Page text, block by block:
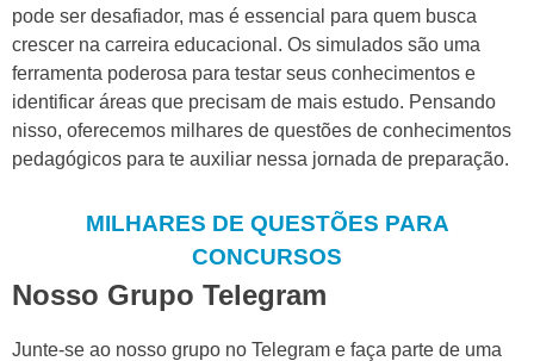
pode ser desafiador, mas é essencial para quem busca
crescer na carreira educacional. Os simulados são uma
ferramenta poderosa para testar seus conhecimentos e
identificar áreas que precisam de mais estudo. Pensando
nisso, oferecemos milhares de questões de conhecimentos
pedagógicos para te auxiliar nessa jornada de preparação.
MILHARES DE QUESTÕES PARA
CONCURSOS
Nosso Grupo Telegram
Junte-se ao nosso grupo no Telegram e faça parte de uma